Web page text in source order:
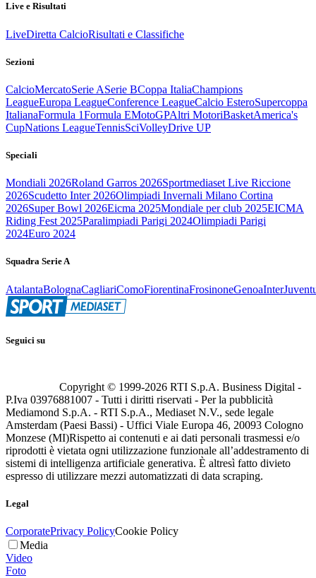
Live e Risultati
LiveDiretta CalcioRisultati e Classifiche
Sezioni
CalcioMercatoSerie ASerie BCoppa ItaliaChampions
LeagueEuropa LeagueConference LeagueCalcio EsteroSupercoppa
ItalianaFormula 1Formula EMotoGPAltri MotoriBasketAmerica's
CupNations LeagueTennisSciVolleyDrive UP
Speciali
Mondiali 2026Roland Garros 2026Sportmediaset Live Riccione
2026Scudetto Inter 2026Olimpiadi Invernali Milano Cortina
2026Super Bowl 2026Eicma 2025Mondiale per club 2025EICMA
Riding Fest 2025Paralimpiadi Parigi 2024Olimpiadi Parigi
2024Euro 2024
Squadra Serie A
AtalantaBolognaCagliariComoFiorentinaFrosinoneGenoaInter
Seguici su
Copyright © 1999-2026 RTI S.p.A. Business Digital -
P.Iva 03976881007 - Tutti i diritti riservati - Per la pubblicità
Mediamond S.p.A. - RTI S.p.A., Mediaset N.V., sede legale
Amsterdam (Paesi Bassi) - Uffici Viale Europa 46, 20093 Cologno
Monzese (MI)Rispetto ai contenuti e ai dati personali trasmessi e/o
riprodotti è vietata ogni utilizzazione funzionale all’addestramento di
sistemi di intelligenza artificiale generativa. È altresì fatto divieto
espresso di utilizzare mezzi automatizzati di data scraping.
Legal
CorporatePrivacy PolicyCookie Policy
Media
Video
Foto